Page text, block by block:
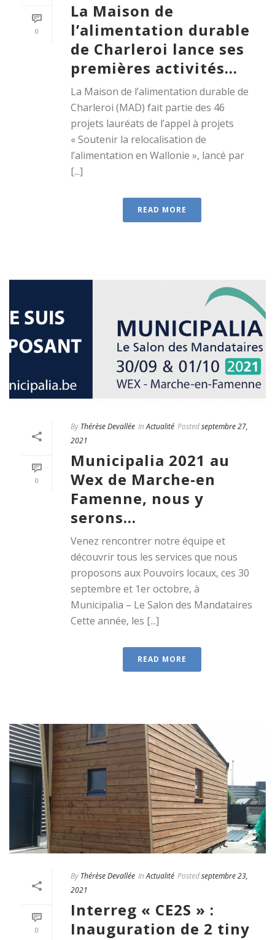
0
La Maison de
l’alimentation durable
de Charleroi lance ses
premières activités…
La Maison de l’alimentation durable de
Charleroi (MAD) fait partie des 46
projets lauréats de l’appel à projets
« Soutenir la relocalisation de
l’alimentation en Wallonie », lancé par
[...]
READ MORE
0
By Thérèse Devallée In Actualité Postedseptembre 27,
2021
Municipalia 2021 au
Wex de Marche-en
Famenne, nous y
serons…
Venez rencontrer notre équipe et
découvrir tous les services que nous
proposons aux Pouvoirs locaux, ces 30
septembre et 1er octobre, à
Municipalia – Le Salon des Mandataires
Cette année, les [...]
READ MORE
0
By Thérèse Devallée In Actualité Postedseptembre 23,
2021
Interreg « CE2S » :
Inauguration de 2 tiny